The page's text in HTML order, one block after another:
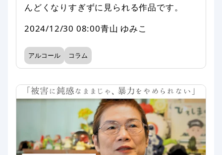
んどくなりすぎずに見られる作品です。
2024/12/30 08:00青山 ゆみこ
アルコール コラム